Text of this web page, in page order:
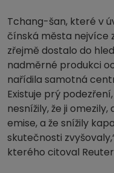
Tchang-šan, které v
čínská města nejvíce
zřejmě dostalo do
nadměrné produkci
nařídila samotná
Existuje prý
nesnížily, že ji
emise, a že snížily
skutečnosti
kterého citoval